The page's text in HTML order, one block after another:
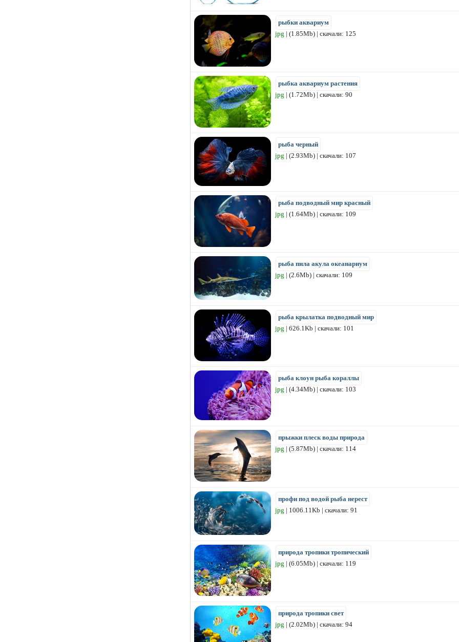
рыбки аквариум
jpg | (1.85Mb) | скачали: 125
рыбка аквариум растения
jpg | (1.72Mb) | скачали: 90
рыба черный
jpg | (2.93Mb) | скачали: 107
рыба подводный мир красный
jpg | (1.64Mb) | скачали: 109
рыба пила акула океанариум
jpg | (2.6Mb) | скачали: 109
рыба крылатка подводный мир
jpg | 626.1Kb | скачали: 101
рыба клоун рыба кораллы
jpg | (4.34Mb) | скачали: 103
прыжки плеск воды природа
jpg | (5.87Mb) | скачали: 114
профи под водой рыба нерест
jpg | 1006.11Kb | скачали: 91
природа тропики тропический
jpg | (6.05Mb) | скачали: 119
природа тропики свет
jpg | (2.02Mb) | скачали: 94